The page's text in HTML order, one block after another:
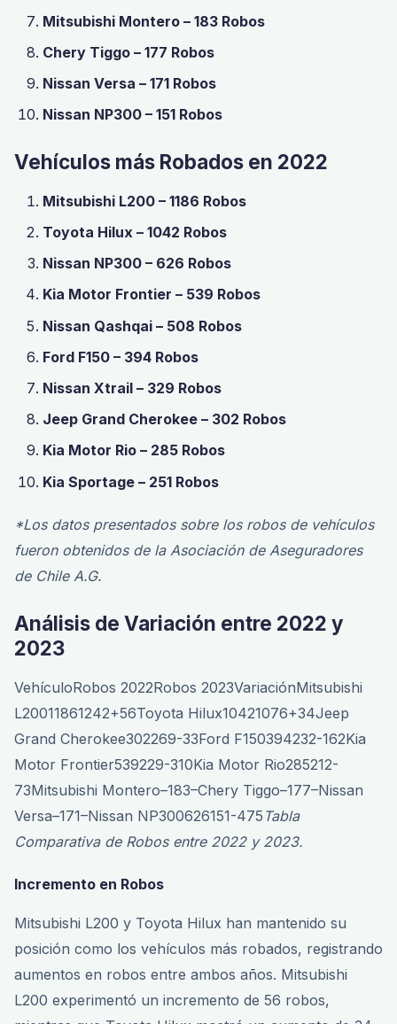
Mitsubishi Montero – 183 Robos
Chery Tiggo – 177 Robos
Nissan Versa – 171 Robos
Nissan NP300 – 151 Robos
Vehículos más Robados en 2022
Mitsubishi L200 – 1186 Robos
Toyota Hilux – 1042 Robos
Nissan NP300 – 626 Robos
Kia Motor Frontier – 539 Robos
Nissan Qashqai – 508 Robos
Ford F150 – 394 Robos
Nissan Xtrail – 329 Robos
Jeep Grand Cherokee – 302 Robos
Kia Motor Rio – 285 Robos
Kia Sportage – 251 Robos
*Los datos presentados sobre los robos de vehículos
fueron obtenidos de la Asociación de Aseguradores
de Chile A.G.
Análisis de Variación entre 2022 y
2023
VehículoRobos 2022Robos 2023VariaciónMitsubishi
L20011861242+56Toyota Hilux10421076+34Jeep
Grand Cherokee302269-33Ford F150394232-162Kia
Motor Frontier539229-310Kia Motor Rio285212-
73Mitsubishi Montero–183–Chery Tiggo–177–Nissan
Versa–171–Nissan NP300626151-475 Tabla
Comparativa de Robos entre 2022 y 2023.
Incremento en Robos
Mitsubishi L200 y Toyota Hilux han mantenido su
posición como los vehículos más robados, registrando
aumentos en robos entre ambos años. Mitsubishi
L200 experimentó un incremento de 56 robos,